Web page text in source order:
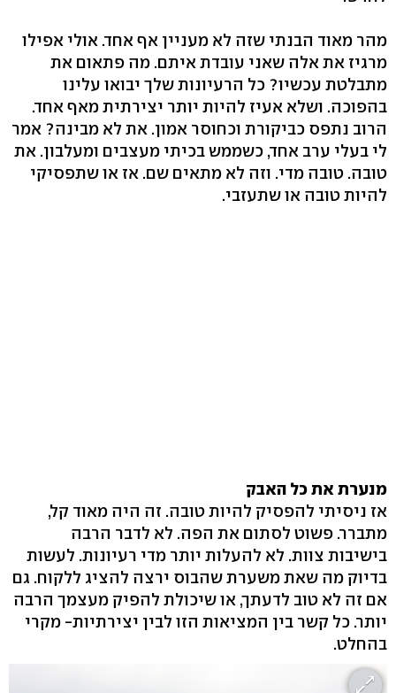
מהר מאוד הבנתי שזה לא מעניין אף אחד. אולי אפילו
מרגיז את אלה שאני עובדת איתם. מה פתאום את
מתבלטת עכשיו? כל הרעיונות שלך יבואו עלינו
בהפוכה. ושלא אעיז להיות יותר יצירתית מאף אחד.
הרוב נתפס כביקורת וכחוסר אמון. את לא מבינה? אמר
לי בעלי ערב אחד, כשממש בכיתי מעצבים ומעלבון. את
טובה. טובה מדי. וזה לא מתאים שם. אז או שתפסיקי
להיות טובה או שתעזבי.
מנערת את כל האבק
אז ניסיתי להפסיק להיות טובה. זה היה מאוד קל,
מתברר. פשוט לסתום את הפה. לא לדבר הרבה
בישיבות צוות. לא להעלות יותר מדי רעיונות. לעשות
בדיוק מה שאת משערת שהבוס ירצה להציג ללקוח. גם
אם זה לא טוב לדעתך, או שיכולת להפיק מעצמך הרבה
יותר. כל קשר בין המציאות הזו לבין יצירתיות- מקרי
בהחלט.